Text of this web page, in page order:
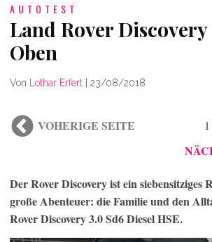
AUTOTEST
Land Rover
Oben
Von Lothar Erfert | 23/08/2018
VOHERIGE SEITE
Der Rover Discovery ist ein siebensitziges
große Abenteuer: die Familie und den
Rover Discovery 3.0 Sd6 Diesel HSE.